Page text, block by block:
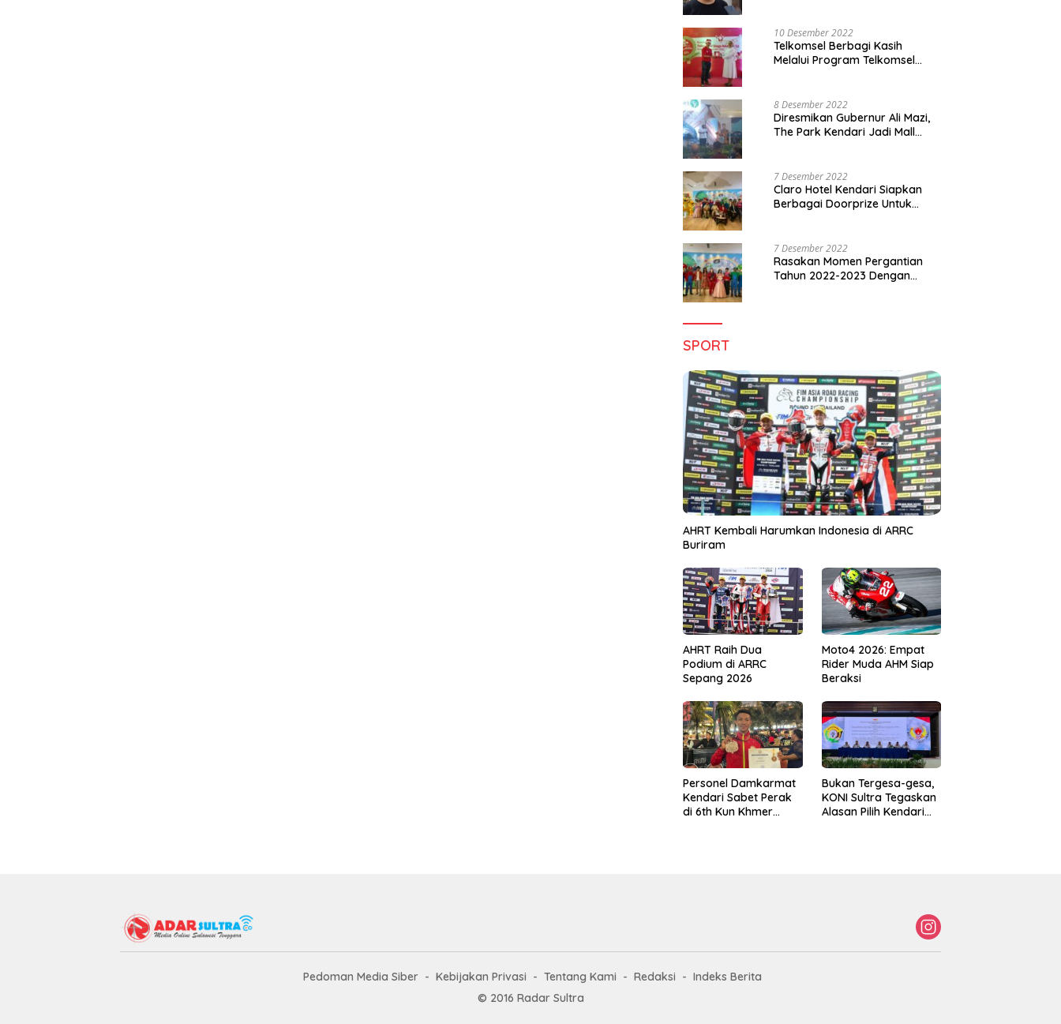
10 Desember 2022
Telkomsel Berbagi Kasih
Melalui Program Telkomsel
8 Desember 2022
Diresmikan Gubernur Ali Mazi,
The Park Kendari Jadi Mall
7 Desember 2022
Claro Hotel Kendari Siapkan
Berbagai Doorprize Untuk
7 Desember 2022
Rasakan Momen Pergantian
Tahun 2022-2023 Dengan
SPORT
AHRT Kembali Harumkan Indonesia di ARRC
Buriram
AHRT Raih Dua
Podium di ARRC
Sepang 2026
Moto4 2026: Empat
Rider Muda AHM Siap
Beraksi
Personel Damkarmat
Kendari Sabet Perak
di 6th Kun Khmer
Bukan Tergesa-gesa,
KONI Sultra Tegaskan
Alasan Pilih Kendari
Pedoman Media Siber Kebijakan Privasi Tentang Kami Redaksi
Indeks Berita
© 2016 Radar Sultra